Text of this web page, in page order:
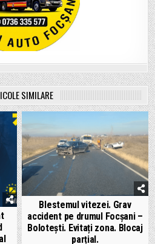
SIMILARE
Blestemul vitezei. Grav
accident pe drumul Focșani –
Bolotești. Evitați zona. Blocaj
parțial.